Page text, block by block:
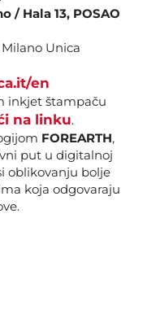
/ Hala 13, POSAO
Unica
en
inkjet štampaču
na linku.
FOREARTH,
put u digitalnoj
oblikovanju bolje
koja odgovaraju